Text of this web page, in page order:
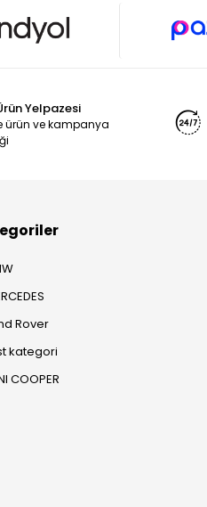
Yelpazesi
ürün ve kampanya
Rover
kategori
COOPER